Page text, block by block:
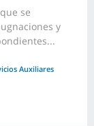
se
y
Auxiliares